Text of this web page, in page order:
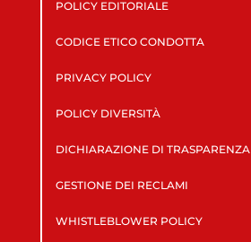
POLICY EDITORIALE
CODICE ETICO CONDOTTA
PRIVACY POLICY
POLICY DIVERSITÀ
DICHIARAZIONE DI TRASPARENZA
GESTIONE DEI RECLAMI
WHISTLEBLOWER POLICY